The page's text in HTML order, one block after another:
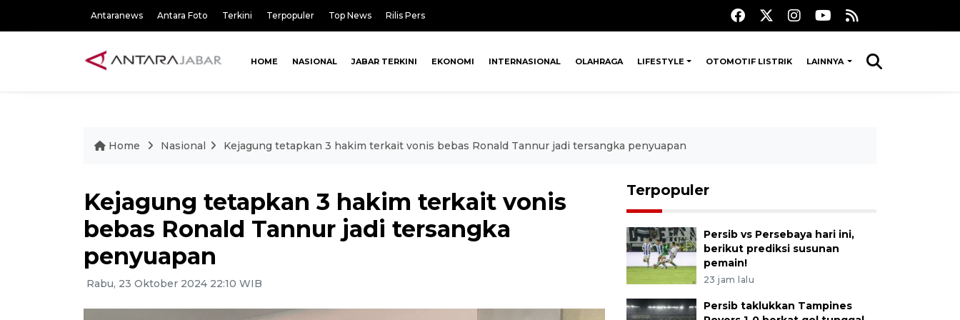
Antaranews Antara Foto Terkini Terpopuler Top News Rilis Pers
HOME NASIONAL JABAR TERKINI EKONOMI INTERNASIONAL OLAHRAGA LIFESTYLE OTOMOTIF LISTRIK LAINNYA
Home Nasional Kejagung tetapkan 3 hakim terkait vonis bebas Ronald Tannur jadi tersangka penyuapan
Kejagung tetapkan 3 hakim terkait vonis
bebas Ronald Tannur jadi tersangka
penyuapan
Rabu, 23 Oktober 2024 22:10 WIB
Terpopuler
Persib vs Persebaya hari ini,
berikut prediksi susunan
pemain!
23 jam lalu
Persib taklukkan Tampines